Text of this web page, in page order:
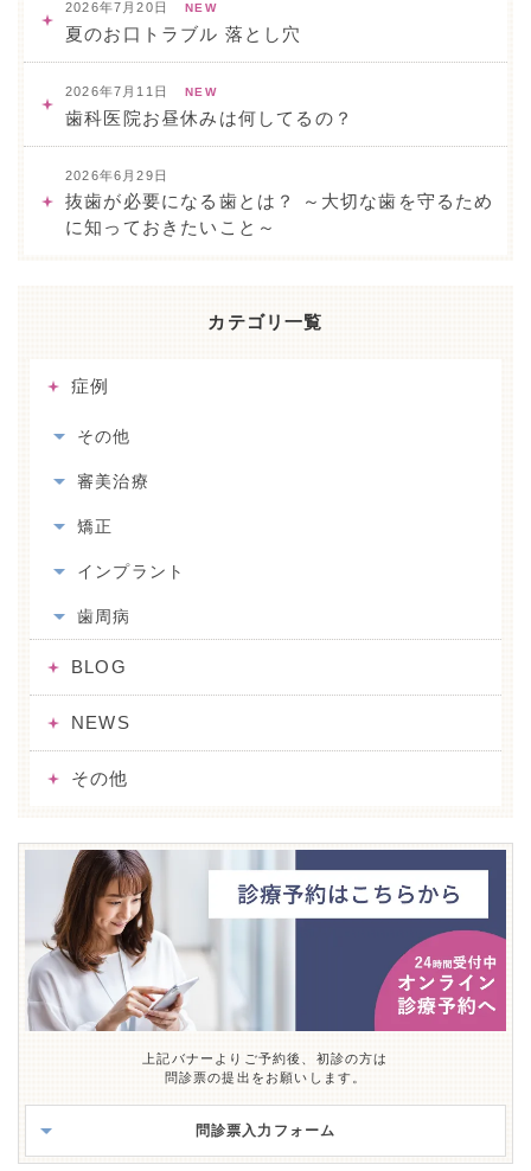
2026年7月20日 NEW
夏のお口トラブル 落とし穴
2026年7月11日 NEW
歯科医院お昼休みは何してるの？
2026年6月29日
抜歯が必要になる歯とは？ ～大切な歯を守るため
に知っておきたいこと～
カテゴリ一覧
症例
その他
審美治療
矯正
インプラント
歯周病
BLOG
NEWS
その他
上記バナーよりご予約後、初診の方は
問診票の提出をお願いします。
問診票入力フォーム